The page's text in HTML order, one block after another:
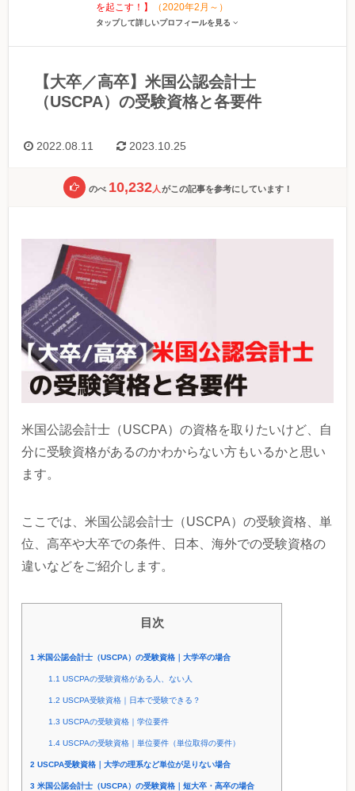
を起こす！】
（2020年2月～）
タップして詳しいプロフィールを見る
【大卒／高卒】米国公認会計士
（USCPA）の受験資格と各要件
2022.08.11 2023.10.25
のべ 10,232人 がこの記事を参考にしています！
米国公認会計士（USCPA）の資格を取りたいけど、自
分に受験資格があるのかわからない方もいるかと思い
ます。
ここでは、米国公認会計士（USCPA）の受験資格、単
位、高卒や大卒での条件、日本、海外での受験資格の
違いなどをご紹介します。
目次
1 米国公認会計士（USCPA）の受験資格｜大学卒の場合
1.1 USCPAの受験資格がある人、ない人
1.2 USCPA受験資格｜日本で受験できる？
1.3 USCPAの受験資格｜学位要件
1.4USCPAの受験資格｜単位要件（単位取得の要件）
2 USCPA受験資格｜大学の理系など単位が足りない場合
3 米国公認会計士（USCPA）の受験資格｜短大卒・高卒の場合